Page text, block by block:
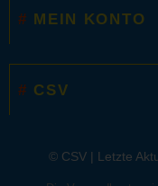
MEIN KONTO
CSV
© CSV | Letzte